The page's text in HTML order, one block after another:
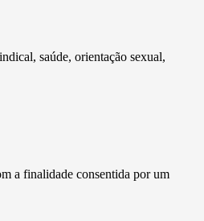
saúde, orientação sexual,
a finalidade consentida por um